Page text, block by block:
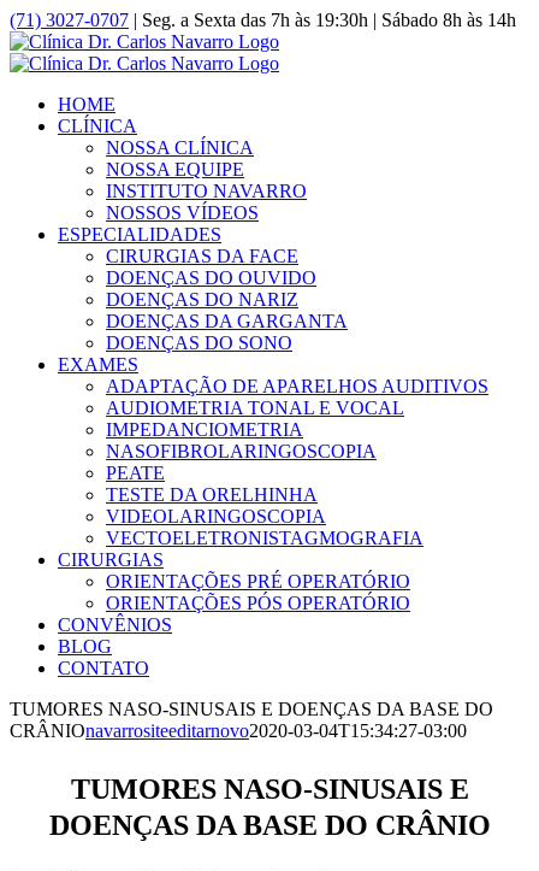
Ir
para
o
(71) 3027-0707 | Seg. a Sexta das 7h às 19:30h | Sábado 8h às 14h
Facebook
Instagram
YouTube
HOME
CLÍNICA
NOSSA CLÍNICA
NOSSA EQUIPE
INSTITUTO NAVARRO
NOSSOS VÍDEOS
ESPECIALIDADES
CIRURGIAS DA FACE
DOENÇAS DO OUVIDO
DOENÇAS DO NARIZ
DOENÇAS DA GARGANTA
DOENÇAS DO SONO
EXAMES
ADAPTAÇÃO DE APARELHOS AUDITIVOS
AUDIOMETRIA TONAL E VOCAL
IMPEDANCIOMETRIA
NASOFIBROLARINGOSCOPIA
PEATE
TESTE DA ORELHINHA
VIDEOLARINGOSCOPIA
VECTOELETRONISTAGMOGRAFIA
CIRURGIAS
ORIENTAÇÕES PRÉ OPERATÓRIO
ORIENTAÇÕES PÓS OPERATÓRIO
CONVÊNIOS
BLOG
CONTATO
TUMORES NASO-SINUSAIS E DOENÇAS DA BASE DO
CRÂNIOnavarrositeeditarnovo2020-03-04T15:34:27-03:00
TUMORES NASO-SINUSAIS E
DOENÇAS DA BASE DO CRÂNIO